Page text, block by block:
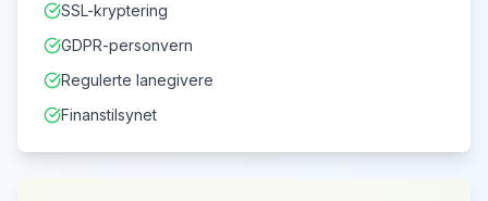
SSL-kryptering
GDPR-personvern
Regulerte lanegivere
Finanstilsynet